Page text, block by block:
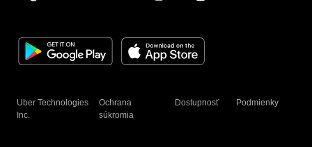
Uber Technologies
Inc.
Ochrana
súkromia
Dostupnosť Podmienky